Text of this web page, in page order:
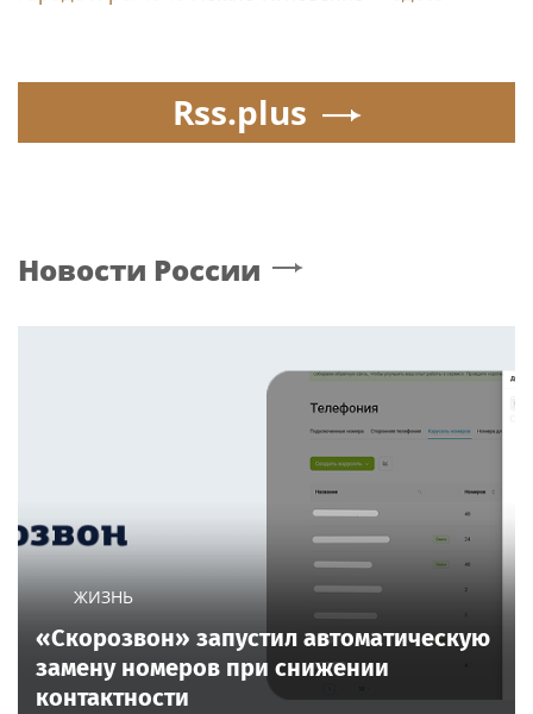
Rss.plus
Новости России
ЖИЗНЬ
«Скорозвон» запустил автоматическую
замену номеров при снижении
контактности